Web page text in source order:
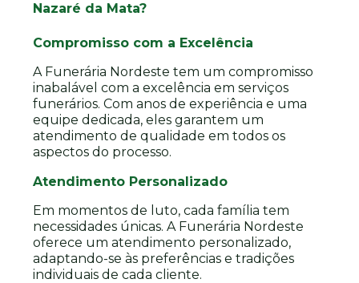
Nazaré da Mata?
Compromisso com a Excelência
A Funerária Nordeste tem um compromisso
inabalável com a excelência em serviços
funerários. Com anos de experiência e uma
equipe dedicada, eles garantem um
atendimento de qualidade em todos os
aspectos do processo.
Atendimento Personalizado
Em momentos de luto, cada família tem
necessidades únicas. A Funerária Nordeste
oferece um atendimento personalizado,
adaptando-se às preferências e tradições
individuais de cada cliente.